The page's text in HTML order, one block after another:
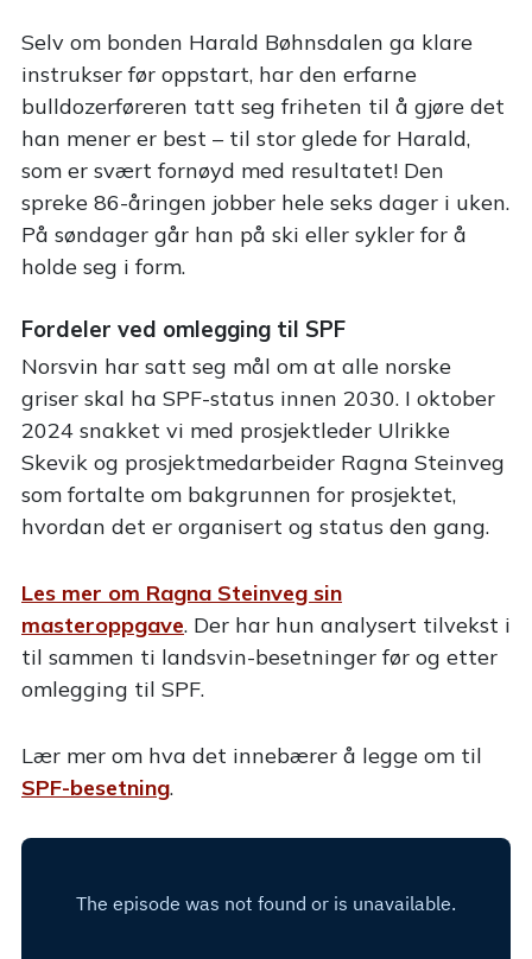
Selv om bonden Harald Bøhnsdalen ga klare
instrukser før oppstart, har den erfarne
bulldozerføreren tatt seg friheten til å gjøre det
han mener er best – til stor glede for Harald,
som er svært fornøyd med resultatet! Den
spreke 86-åringen jobber hele seks dager i uken.
På søndager går han på ski eller sykler for å
holde seg i form.
Fordeler ved omlegging til SPF
Norsvin har satt seg mål om at alle norske
griser skal ha SPF-status innen 2030. I oktober
2024 snakket vi med prosjektleder Ulrikke
Skevik og prosjektmedarbeider Ragna Steinveg
som fortalte om bakgrunnen for prosjektet,
hvordan det er organisert og status den gang.
Les mer om Ragna Steinveg sin
masteroppgave. Der har hun analysert tilvekst i
til sammen ti landsvin-besetninger før og etter
omlegging til SPF.
Lær mer om hva det innebærer å legge om til
SPF-besetning.